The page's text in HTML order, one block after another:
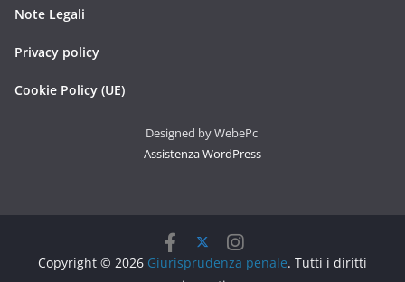
Note Legali
Privacy policy
Cookie Policy (UE)
Designed by WebePc
Assistenza WordPress
Copyright © 2026 Giurisprudenza penale. Tutti i diritti